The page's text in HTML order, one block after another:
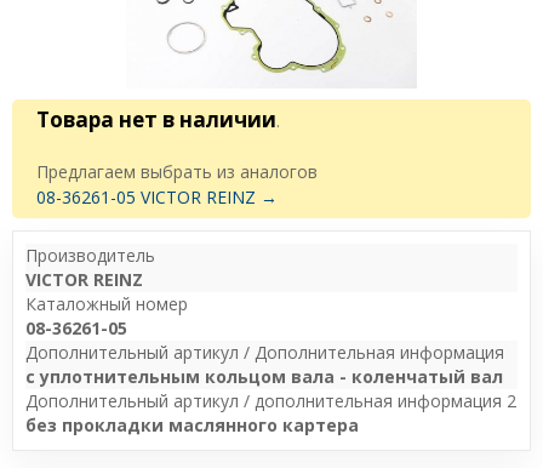
Товара нет в наличии.
Предлагаем выбрать из аналогов
08-36261-05 VICTOR REINZ →
Производитель
VICTOR REINZ
Каталожный номер
08-36261-05
Дополнительный артикул / Дополнительная информация
с уплотнительным кольцом вала - коленчатый вал
Дополнительный артикул / дополнительная информация 2
без прокладки маслянного картера